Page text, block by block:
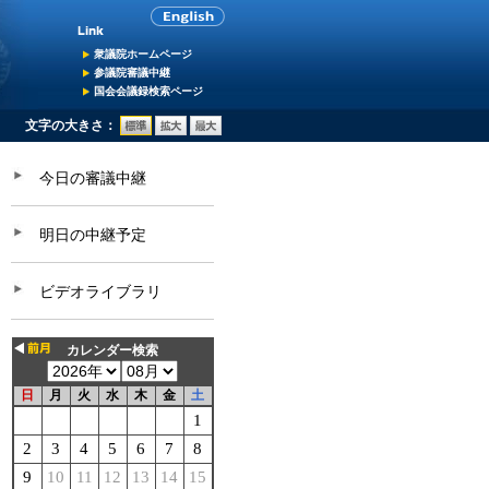
衆議院ホームページ
参議院審議中継
国会会議録検索ページ
文字の大きさ：
今日の審議中継
明日の中継予定
ビデオライブラリ
カレンダー検索
日 月 火 水 木 金 土
1
2
3 4 5 6 7
8
9
10 11 12 13 14
15